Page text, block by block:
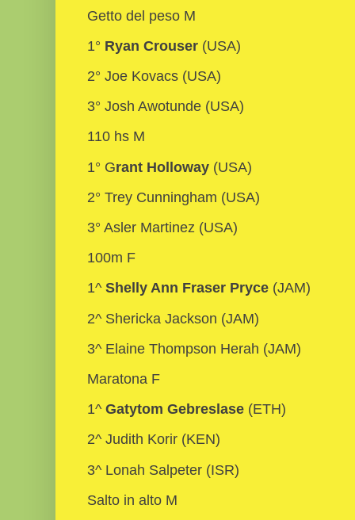
Getto del peso M
1° Ryan Crouser (USA)
2° Joe Kovacs (USA)
3° Josh Awotunde (USA)
110 hs M
1° Grant Holloway (USA)
2° Trey Cunningham (USA)
3° Asler Martinez (USA)
100m F
1^ Shelly Ann Fraser Pryce (JAM)
2^ Shericka Jackson (JAM)
3^ Elaine Thompson Herah (JAM)
Maratona F
1^ Gatytom Gebreslase (ETH)
2^ Judith Korir (KEN)
3^ Lonah Salpeter (ISR)
Salto in alto M